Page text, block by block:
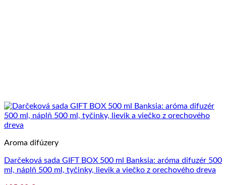
Aroma difúzery
Darčeková sada GIFT BOX 500 ml Banksia: aróma difuzér 500
ml, náplň 500 ml, tyčinky, lievik a viečko z orechového dreva